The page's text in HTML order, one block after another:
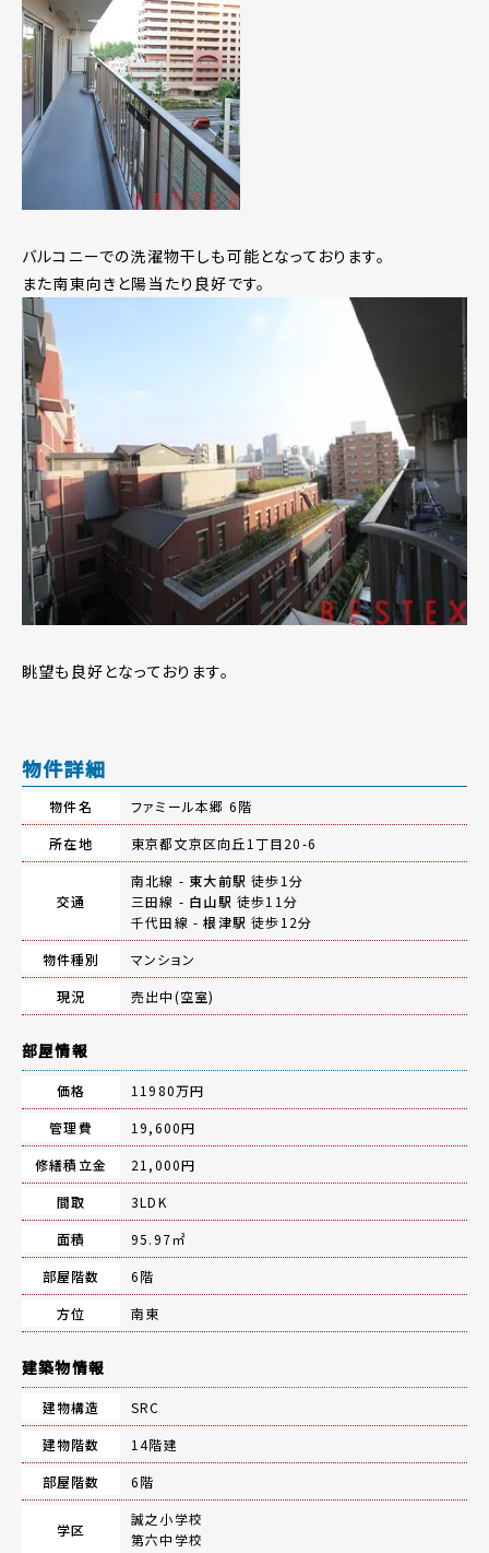
バルコニーでの洗濯物干しも可能となっております。
また南東向きと陽当たり良好です。
眺望も良好となっております。
物件詳細
物件名
ファミール本郷 6階
所在地
東京都文京区向丘1丁目20-6
交通
南北線 - 東大前駅 徒歩1分
三田線 - 白山駅 徒歩11分
千代田線 -根津駅 徒歩12分
物件種別
マンション
現況
売出中(空室)
部屋情報
価格
11980万円
管理費
19,600円
修繕積立金
21,000円
間取
3LDK
面積
95.97㎡
部屋階数
6階
方位
南東
建築物情報
建物構造
SRC
建物階数
14階建
部屋階数
6階
学区
誠之小学校
第六中学校